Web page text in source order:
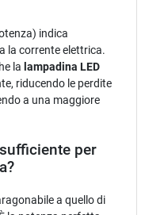
indica
la corrente elettrica.
la lampadina LED
riducendo le perdite
a una maggiore
per
a quello di